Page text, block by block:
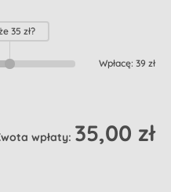
35 zł?
Wpłacę: 39 zł
wpłaty: 35,00 zł